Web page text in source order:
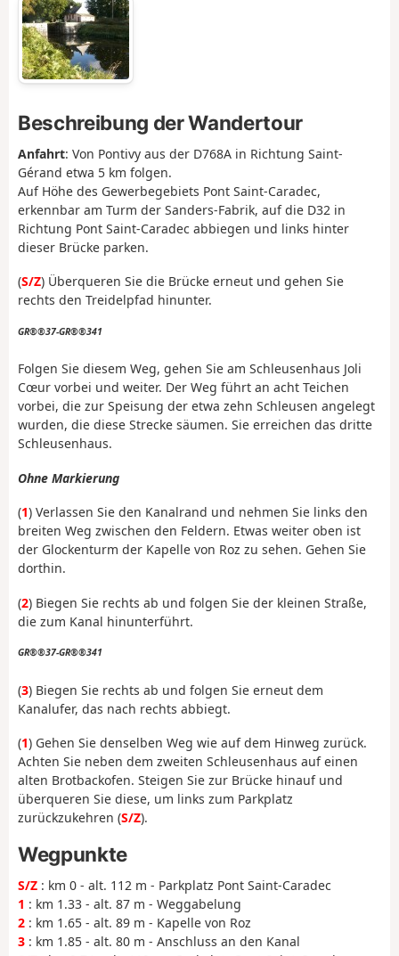
Beschreibung der Wandertour
Anfahrt: Von Pontivy aus der D768A in Richtung Saint-
Gérand etwa 5 km folgen.
Auf Höhe des Gewerbegebiets Pont Saint-Caradec,
erkennbar am Turm der Sanders-Fabrik, auf die D32 in
Richtung Pont Saint-Caradec abbiegen und links hinter
dieser Brücke parken.
(S/Z) Überqueren Sie die Brücke erneut und gehen Sie
rechts den Treidelpfad hinunter.
GR®®37-GR®®341
Folgen Sie diesem Weg, gehen Sie am Schleusenhaus Joli
Cœur vorbei und weiter. Der Weg führt an acht Teichen
vorbei, die zur Speisung der etwa zehn Schleusen angelegt
wurden, die diese Strecke säumen. Sie erreichen das dritte
Schleusenhaus.
Ohne Markierung
(1) Verlassen Sie den Kanalrand und nehmen Sie links den
breiten Weg zwischen den Feldern. Etwas weiter oben ist
der Glockenturm der Kapelle von Roz zu sehen. Gehen Sie
dorthin.
(2) Biegen Sie rechts ab und folgen Sie der kleinen Straße,
die zum Kanal hinunterführt.
GR®®37-GR®®341
(3) Biegen Sie rechts ab und folgen Sie erneut dem
Kanalufer, das nach rechts abbiegt.
(1) Gehen Sie denselben Weg wie auf dem Hinweg zurück.
Achten Sie neben dem zweiten Schleusenhaus auf einen
alten Brotbackofen. Steigen Sie zur Brücke hinauf und
überqueren Sie diese, um links zum Parkplatz
zurückzukehren (S/Z).
Wegpunkte
S/Z : km 0 - alt. 112 m - Parkplatz Pont Saint-Caradec
1 : km 1.33 - alt. 87 m - Weggabelung
2 : km 1.65 - alt. 89 m - Kapelle von Roz
3 : km 1.85 - alt. 80 m - Anschluss an den Kanal